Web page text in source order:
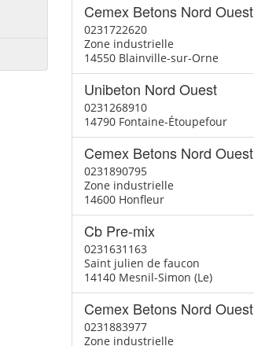
Cemex Betons Nord Ouest
0231722620
Zone industrielle
14550 Blainville-sur-Orne
Unibeton Nord Ouest
0231268910
14790 Fontaine-Étoupefour
Cemex Betons Nord Ouest
0231890795
Zone industrielle
14600 Honfleur
Cb Pre-mix
0231631163
Saint julien de faucon
14140 Mesnil-Simon (Le)
Cemex Betons Nord Ouest
0231883977
Zone industrielle